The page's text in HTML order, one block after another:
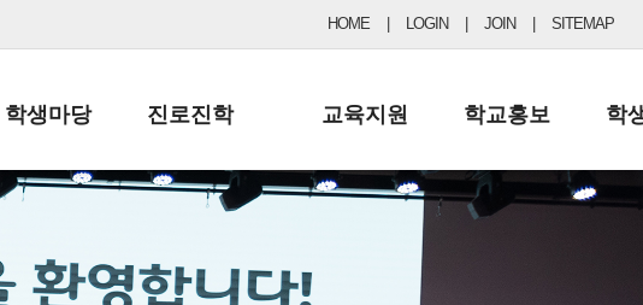
HOME LOGIN JOIN SITEMAP
학생마당
학생생활규정
학교신문
진로진학
공지사항 및 입시자료
드림레터
교육지원
행정실
학교운영위원회
학교홍보
보도자료
학